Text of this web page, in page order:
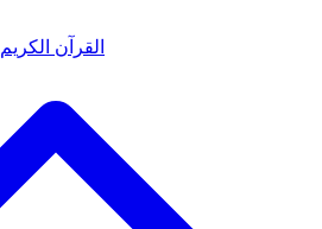
Qurani Kərim - القرآن الكريم